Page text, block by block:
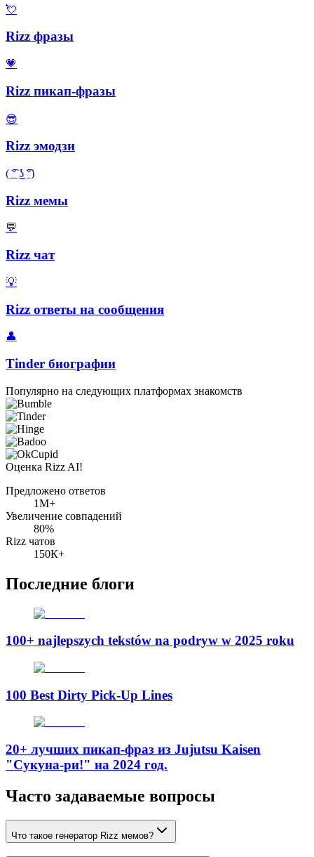
💘
Rizz фразы
💗
Rizz пикап-фразы
😎
Rizz эмодзи
( ͡° ͜ʖ ͡°)
Rizz мемы
💬
Rizz чат
💡
Rizz ответы на сообщения
👤
Tinder биографии
Популярно на следующих платформах знакомств
Оценка Rizz AI!
Предложено ответов
1М+
Увеличение совпадений
80%
Rizz чатов
150К+
Последние блоги
100+ najlepszych tekstów na podryw w 2025 roku
100 Best Dirty Pick-Up Lines
20+ лучших пикап-фраз из Jujutsu Kaisen
"Сукуна-ри!" на 2024 год.
Часто задаваемые вопросы
Что такое генератор Rizz мемов?